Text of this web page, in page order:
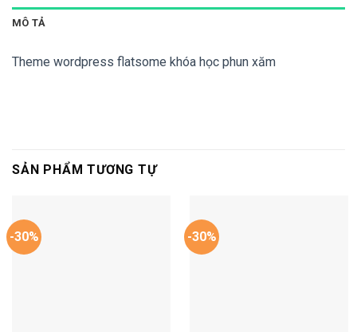
MÔ TẢ
Theme wordpress flatsome khóa học phun xăm
SẢN PHẨM TƯƠNG TỰ
-30% -30%